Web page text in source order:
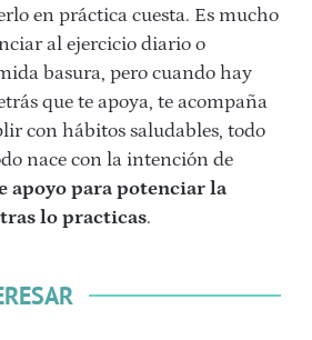
en práctica cuesta. Es mucho
al ejercicio diario o
basura, pero cuando hay
que te apoya, te acompaña
con hábitos saludables, todo
nace con la intención de
apoyo para potenciar la
lo practicas.